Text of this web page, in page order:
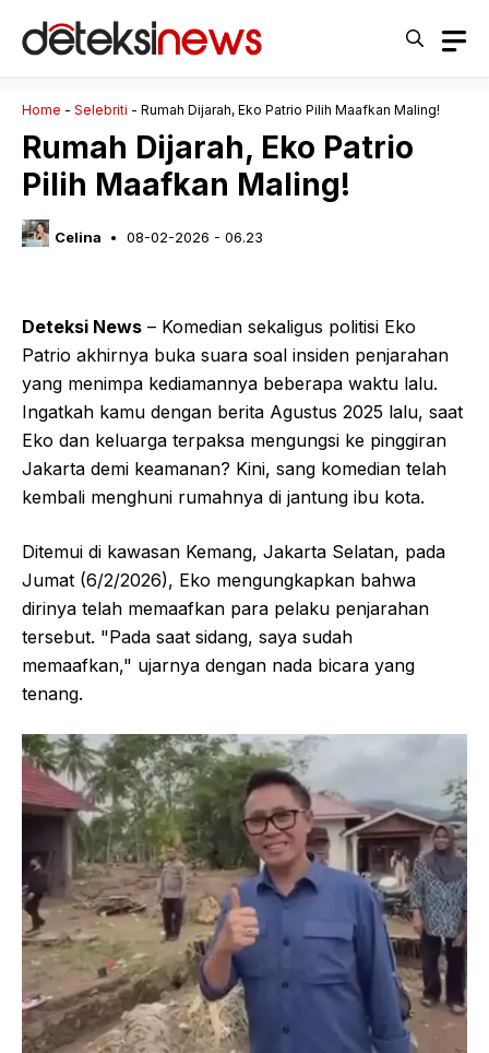
Home - Selebriti - Rumah Dijarah, Eko Patrio Pilih Maafkan Maling!
Rumah Dijarah, Eko Patrio
Pilih Maafkan Maling!
Celina 08-02-2026 - 06.23
Deteksi News – Komedian sekaligus politisi Eko
Patrio akhirnya buka suara soal insiden penjarahan
yang menimpa kediamannya beberapa waktu lalu.
Ingatkah kamu dengan berita Agustus 2025 lalu, saat
Eko dan keluarga terpaksa mengungsi ke pinggiran
Jakarta demi keamanan? Kini, sang komedian telah
kembali menghuni rumahnya di jantung ibu kota.
Ditemui di kawasan Kemang, Jakarta Selatan, pada
Jumat (6/2/2026), Eko mengungkapkan bahwa
dirinya telah memaafkan para pelaku penjarahan
tersebut. "Pada saat sidang, saya sudah
memaafkan," ujarnya dengan nada bicara yang
tenang.